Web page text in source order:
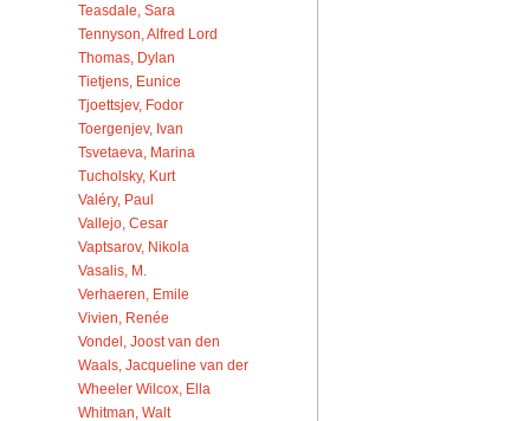
Teasdale, Sara
Tennyson, Alfred Lord
Thomas, Dylan
Tietjens, Eunice
Tjoettsjev, Fodor
Toergenjev, Ivan
Tsvetaeva, Marina
Tucholsky, Kurt
Valéry, Paul
Vallejo, Cesar
Vaptsarov, Nikola
Vasalis, M.
Verhaeren, Emile
Vivien, Renée
Vondel, Joost van den
Waals, Jacqueline van der
Wheeler Wilcox, Ella
Whitman, Walt